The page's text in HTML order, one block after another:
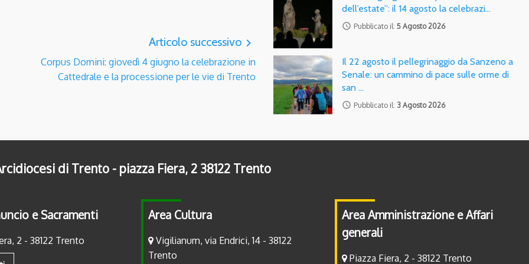
Articolo successivo navigate_next
Corpus Domini: giovedì 4 giugno la celebrazione in
Cattedrale e la processione per le vie di Trento
dell’estate”: il 14 agosto la celebrazi…
access_time Pubblicato il:5 Agosto 2026
Il 22 agosto il pellegrinaggio da Sanzeno a
Senale: un cammino di pace sulle orme di
san …
access_time Pubblicato il: 3 Agosto 2026
di Trento - piazza Fiera, 2 38122 Trento
e Sacramenti
2 - 38122 Trento
Area Cultura
Vigilianum, via Endrici, 14 - 38122
Trento
Area Amministrazione e Affari
generali
Piazza Fiera, 2 - 38122 Trento